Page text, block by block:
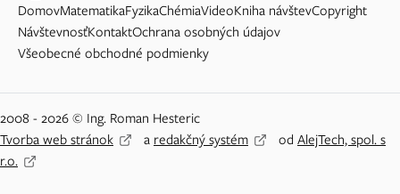
DomovMatematikaFyzikaChémiaVideoKniha návštevCopyright
NávštevnosťKontaktOchrana osobných údajov
Všeobecné obchodné podmienky
2008 - 2026 © Ing. Roman Hesteric
Tvorba web stránok
aredakčný systém od AlejTech, spol. s
r.o.